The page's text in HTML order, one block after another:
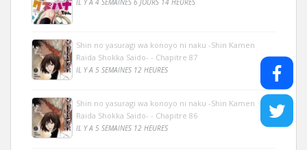
IL Y A 4 SEMAINES 6 JOURS 14 HEURES
Shin no yasuragi wa konoyo ni naku -Shin Kamen
Raida Shokka Saido- - Chapitre 87
IL Y A 5 SEMAINES 12 HEURES
Shin no yasuragi wa konoyo ni naku -Shin Kamen
Raida Shokka Saido- - Chapitre 86
IL Y A 5 SEMAINES 12 HEURES